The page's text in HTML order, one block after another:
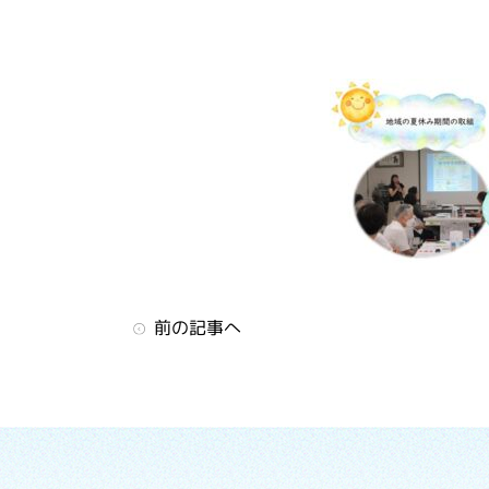
前の記事へ